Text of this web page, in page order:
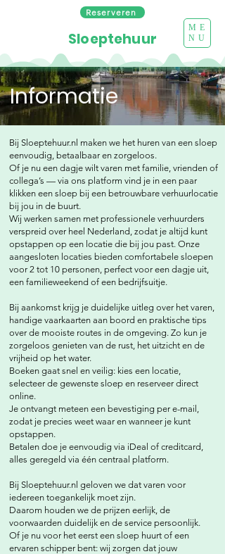
Reserveren
ME
NU
Sloeptehuur
Informatie
Bij Sloeptehuur.nl maken we het huren van een sloep
eenvoudig, betaalbaar en zorgeloos.
Of je nu een dagje wilt varen met familie, vrienden of
collega’s — via ons platform vind je in een paar
klikken een sloep bij een betrouwbare verhuurlocatie
bij jou in de buurt.
Wij werken samen met professionele verhuurders
verspreid over heel Nederland, zodat je altijd kunt
opstappen op een locatie die bij jou past. Onze
aangesloten locaties bieden comfortabele sloepen
voor 2 tot 10 personen, perfect voor een dagje uit,
een familieweekend of een bedrijfsuitje.
Bij aankomst krijg je duidelijke uitleg over het varen,
handige vaarkaarten aan boord en praktische tips
over de mooiste routes in de omgeving. Zo kun je
zorgeloos genieten van de rust, het uitzicht en de
vrijheid op het water.
Boeken gaat snel en veilig: kies een locatie,
selecteer de gewenste sloep en reserveer direct
online.
Je ontvangt meteen een bevestiging per e-mail,
zodat je precies weet waar en wanneer je kunt
opstappen.
Betalen doe je eenvoudig via iDeal of creditcard,
alles geregeld via één centraal platform.
Bij Sloeptehuur.nl geloven we dat varen voor
iedereen toegankelijk moet zijn.
Daarom houden we de prijzen eerlijk, de
voorwaarden duidelijk en de service persoonlijk.
Of je nu voor het eerst een sloep huurt of een
ervaren schipper bent: wij zorgen dat jouw